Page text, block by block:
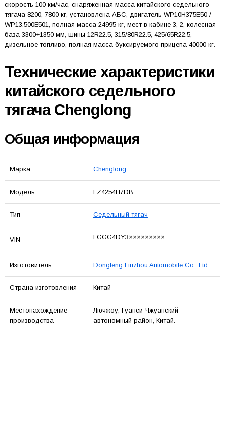
скорость 100 км/час, снаряженная масса китайского седельного
тягача 8200, 7800 кг, установлена АБС, двигатель WP10H375E50 /
WP13.500E501, полная масса 24995 кг, мест в кабине 3, 2, колесная
база 3300+1350 мм, шины 12R22.5, 315/80R22.5, 425/65R22.5,
дизельное топливо, полная масса буксируемого прицепа 40000 кг.
Технические характеристики
китайского седельного
тягача Chenglong
Общая информация
Марка Chenglong
Модель LZ4254H7DB
Тип Седельный тягач
VIN LGGG4DY3×××××××××
Изготовитель Dongfeng Liuzhou Automobile Co., Ltd.
Страна изготовления Китай
Местонахождение
производства
Лючжоу, Гуанси-Чжуанский
автономный район, Китай.